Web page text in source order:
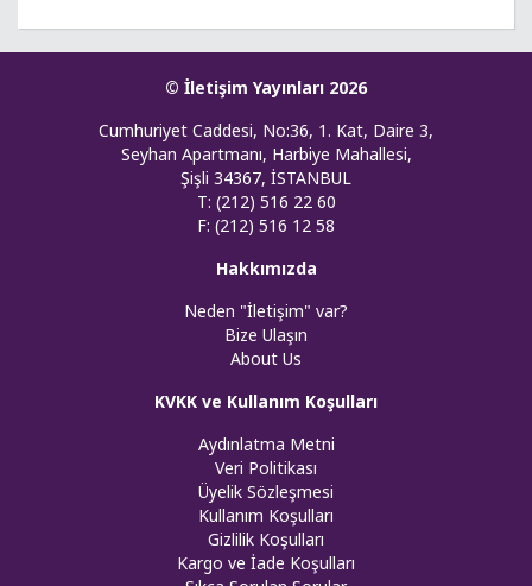
© İletişim Yayınları 2026
Cumhuriyet Caddesi, No:36, 1. Kat, Daire 3,
Seyhan Apartmanı, Harbiye Mahallesi,
Şişli 34367, İSTANBUL
T: (212) 516 22 60
F: (212) 516 12 58
Hakkımızda
Neden "İletişim" var?
Bize Ulaşın
About Us
KVKK ve Kullanım Koşulları
Aydınlatma Metni
Veri Politikası
Üyelik Sözleşmesi
Kullanım Koşulları
Gizlilik Koşulları
Kargo ve İade Koşulları